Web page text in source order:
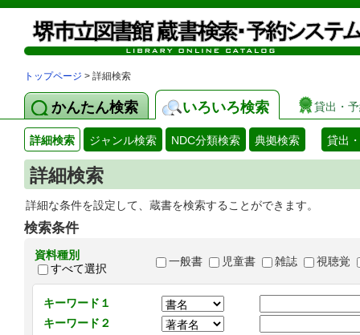
トップページ > 詳細検索
かんたん検索 いろいろ検索 貸出・
詳細検索 ジャンル検索 NDC分類検索 典拠検索 貸出
詳細検索
詳細な条件を設定して、蔵書を検索することができます。
検索条件
資料種別
すべて選択
一般書 児童書 雑誌 視聴覚
キーワード１
キーワード２